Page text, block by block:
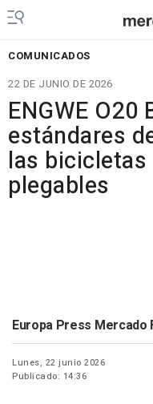
COMUNICADOS
22 DE JUNIO DE 2026
ENGWE
estándares
las
plegables
Europa Press Mercado
Lunes, 22 junio 2026
Publicado: 14:36